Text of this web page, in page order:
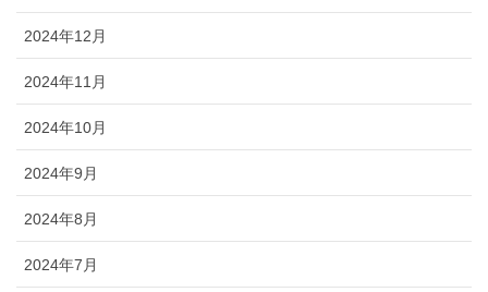
2024年12月
2024年11月
2024年10月
2024年9月
2024年8月
2024年7月